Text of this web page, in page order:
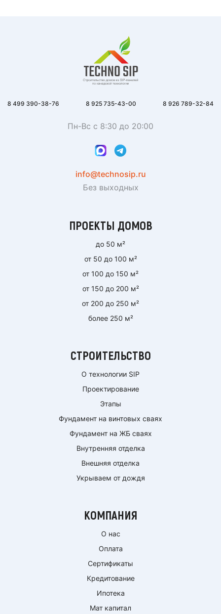
8 499 390-38-76 8 925 735-43-00 8 926 789-32-84
Пн-Вс с 8:30 до 20:00
info@technosip.ru
Без выходных
ПРОЕКТЫ ДОМОВ
до 50 м²
от 50 до 100 м²
от 100 до 150 м²
от 150 до 200 м²
от 200 до 250 м²
более 250 м²
СТРОИТЕЛЬСТВО
О технологии SIP
Проектирование
Этапы
Фундамент на винтовых сваях
Фундамент на ЖБ сваях
Внутренняя отделка
Внешняя отделка
Укрываем от дождя
КОМПАНИЯ
О нас
Оплата
Сертификаты
Кредитование
Ипотека
Мат капитал